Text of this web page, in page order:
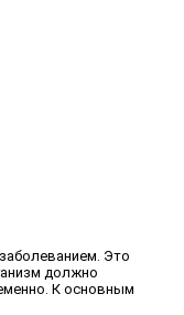
Это
должно
К основным